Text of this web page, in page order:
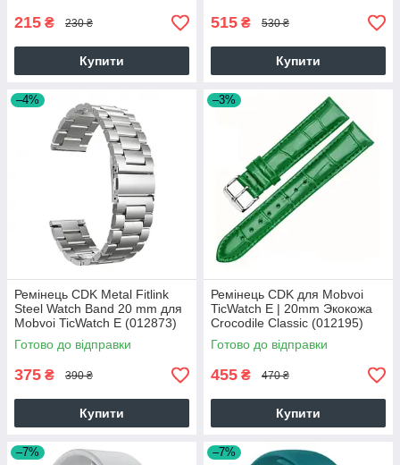
215 ₴ 230 ₴
Купити
515 ₴ 530 ₴
Купити
–4%
Ремінець CDK Metal Fitlink
Steel Watch Band 20 mm для
Mobvoi TicWatch E (012873)
(silver)
Готово до відправки
375 ₴ 390 ₴
Купити
–3%
Ремінець CDK для Mobvoi
TicWatch E | 20mm Экокожа
Crocodile Classic (012195)
(green)
Готово до відправки
455 ₴ 470 ₴
Купити
–7% –7%